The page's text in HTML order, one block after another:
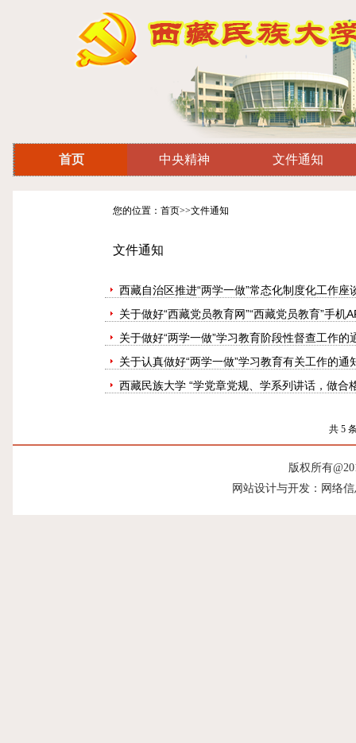
首页 中央精神 文件通知
您的位置：首页>>文件通知
文件通知
西藏自治区推进“两学一做”常态化制度化工作座
关于做好“西藏党员教育网”“西藏党员教育”手机
关于做好“两学一做”学习教育阶段性督查工作的
关于认真做好“两学一做”学习教育有关工作的通
西藏民族大学 “学党章党规、学系列讲话，做合
共 5
版权所有
网站设计与开发：网络